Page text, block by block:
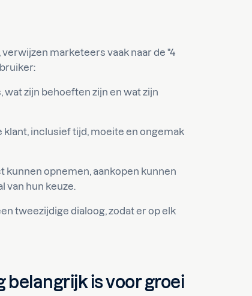
marketeers vaak naar de "4
zijn behoeften zijn en wat zijn
inclusief tijd, moeite en ongemak
opnemen, aankopen kunnen
van hun keuze.
tweezijdige dialoog, zodat er op elk
is voor groei